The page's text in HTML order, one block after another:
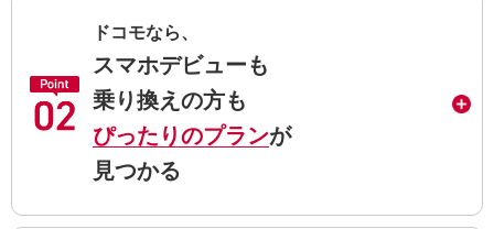
ドコモなら、
スマホデビューも
乗り換えの方も
ぴったりのプランが
見つかる